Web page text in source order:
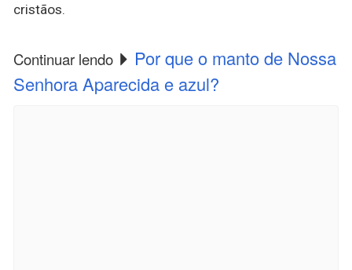
cristãos.
Continuar lendo
Por que o manto de Nossa
Senhora Aparecida e azul?